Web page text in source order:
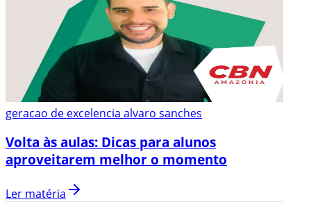
geracao de excelencia alvaro sanches
Volta às aulas: Dicas para alunos
aproveitarem melhor o momento
Ler matéria